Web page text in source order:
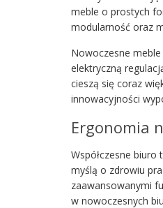
meble o prostych
modularność oraz
Nowoczesne
elektryczną
cieszą się coraz
innowacyjności
Ergonomia
Współczesne
myślą o zdrowiu
zaawansowanymi
w nowoczesnych